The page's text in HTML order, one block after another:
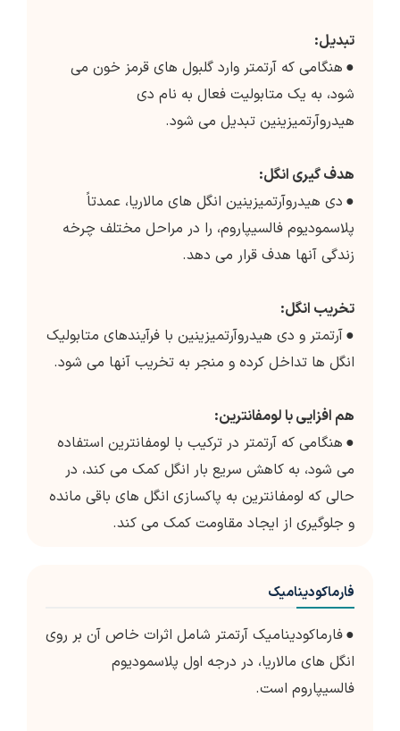
تبدیل:
● هنگامی که آرتمتر وارد گلبول های قرمز خون می
شود، به یک متابولیت فعال به نام دی
هیدروآرتمیزینین تبدیل می شود.
هدف گیری انگل:
● دی هیدروآرتمیزینین انگل های مالاریا، عمدتاً
پلاسمودیوم فالسیپاروم، را در مراحل مختلف چرخه
زندگی آنها هدف قرار می دهد.
تخریب انگل:
●آرتمتر و دی هیدروآرتمیزینین با فرآیندهای متابولیک
انگل ها تداخل کرده و منجر به تخریب آنها می شود.
هم افزایی با لومفانترین:
● هنگامی که آرتمتر در ترکیب با لومفانترین استفاده
می شود، به کاهش سریع بار انگل کمک می کند، در
حالی که لومفانترین به پاکسازی انگل های باقی مانده
و جلوگیری از ایجاد مقاومت کمک می کند.
فارماکودینامیک
●فارماکودینامیک آرتمتر شامل اثرات خاص آن بر روی
انگل های مالاریا، در درجه اول پلاسمودیوم
فالسیپاروم است.